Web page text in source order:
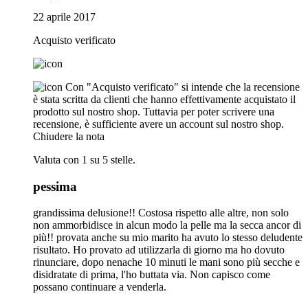
22 aprile 2017
Acquisto verificato
Con "Acquisto verificato" si intende che la recensione
è stata scritta da clienti che hanno effettivamente acquistato il
prodotto sul nostro shop. Tuttavia per poter scrivere una
recensione, è sufficiente avere un account sul nostro shop.
Chiudere la nota
Valuta con 1 su 5 stelle.
pessima
grandissima delusione!! Costosa rispetto alle altre, non solo
non ammorbidisce in alcun modo la pelle ma la secca ancor di
più!! provata anche su mio marito ha avuto lo stesso deludente
risultato. Ho provato ad utilizzarla di giorno ma ho dovuto
rinunciare, dopo nenache 10 minuti le mani sono più secche e
disidratate di prima, l'ho buttata via. Non capisco come
possano continuare a venderla.